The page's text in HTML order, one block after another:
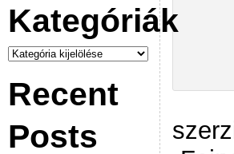
Kategóriák
Kategóriák
Recent
Posts